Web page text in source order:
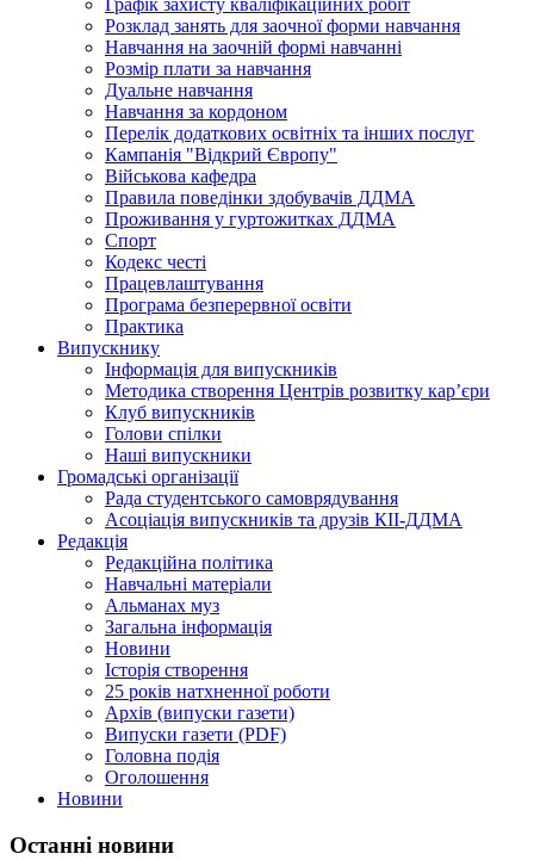
Розклад занять для заочної форми навчання
Навчання на заочній формі навчанні
Розмір плати за навчання
Дуальне навчання
Навчання за кордоном
Перелік додаткових освітніх та інших послуг
Кампанія "Відкрий Європу"
Військова кафедра
Правила поведінки здобувачів ДДМА
Проживання у гуртожитках ДДМА
Спорт
Кодекс честі
Працевлаштування
Програма безперервної освіти
Практика
Випускнику
Інформація для випускників
Методика створення Центрів розвитку кар’єри
Клуб випускників
Голови спілки
Наші випускники
Громадські організації
Рада студентського самоврядування
Асоціація випускників та друзів КІІ-ДДМА
Редакція
Редакційна політика
Навчальні матеріали
Альманах муз
Загальна інформація
Новини
Історія створення
25 років натхненної роботи
Архів (випуски газети)
Випуски газети (PDF)
Головна подія
Оголошення
Новини
Останні новини